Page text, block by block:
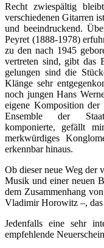
Recht zwiespältig
verschiedenen Gitarren
und beeindruckend.
Peyret (1888-1978)
zu den nach 1945
vertreten sind, gibt das
gelungen sind die
Klänge sehr
noch jungen Hans
eigene Komposition
Ensemble der
komponierte, gefällt
merkwürdiges
erkennbar hinaus.
Ob dieser neue Weg der
Musik und einer neuen
dem Zusammenhang
Vladimir Horowitz –, das
Jedenfalls eine sehr
empfehlende